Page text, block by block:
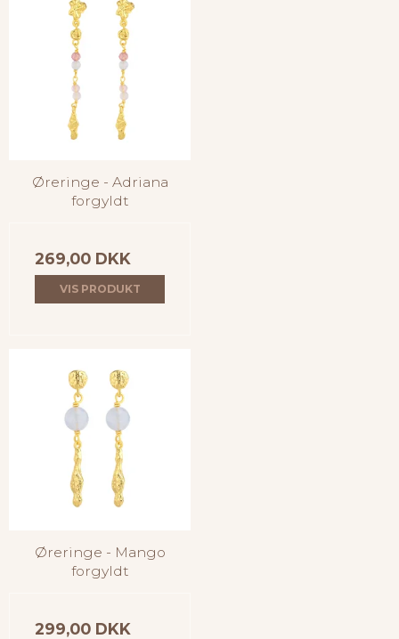
Øreringe - Adriana
forgyldt
269,00 DKK
VIS PRODUKT
Øreringe - Mango
forgyldt
299,00 DKK